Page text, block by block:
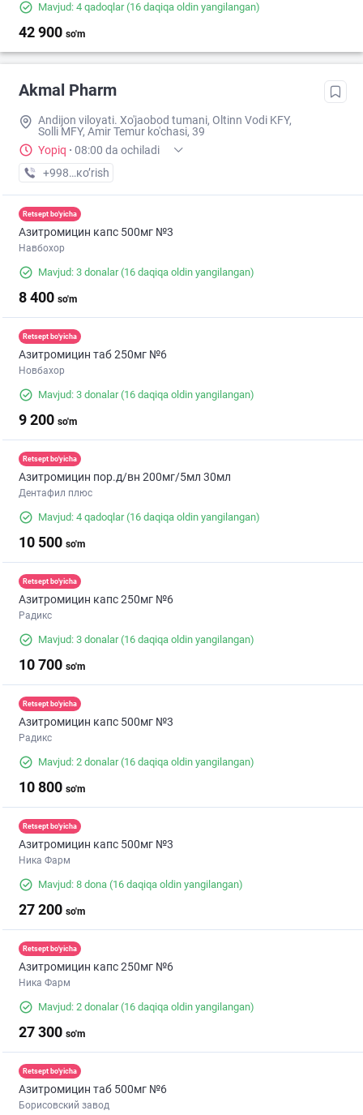
Mavjud: 4 qadoqlar(16 daqiqa oldin yangilangan)
42 900 so'm
Akmal Pharm
Andijon viloyati. Xo'jaobod tumani, Oltinn Vodi KFY,
Solli MFY, Amir Temur ko'chasi, 39
Yopiq · 08:00 da ochiladi
+998 (90) XXX-XX-XX
кo’rish
Retsept bo'yicha
Азитромицин капс 500мг №3
Навбохор
Mavjud: 3 donalar(16 daqiqa oldin yangilangan)
8 400 so'm
Retsept bo'yicha
Азитромицин таб 250мг №6
Новбахор
Mavjud: 3 donalar(16 daqiqa oldin yangilangan)
9 200 so'm
Retsept bo'yicha
Азитромицин пор.д/вн 200мг/5мл 30мл
Дентафил плюс
Mavjud: 4 qadoqlar(16 daqiqa oldin yangilangan)
10 500 so'm
Retsept bo'yicha
Азитромицин капс 250мг №6
Радикс
Mavjud: 3 donalar(16 daqiqa oldin yangilangan)
10 700 so'm
Retsept bo'yicha
Азитромицин капс 500мг №3
Радикс
Mavjud: 2 donalar(16 daqiqa oldin yangilangan)
10 800 so'm
Retsept bo'yicha
Азитромицин капс 500мг №3
Ника Фарм
Mavjud: 8 dona (16 daqiqa oldin yangilangan)
27 200 so'm
Retsept bo'yicha
Азитромицин капс 250мг №6
Ника Фарм
Mavjud: 2 donalar(16 daqiqa oldin yangilangan)
27 300 so'm
Retsept bo'yicha
Азитромицин таб 500мг №6
Борисовский завод